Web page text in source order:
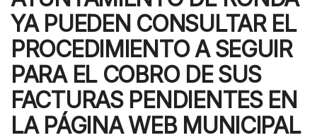
YA PUEDEN CONSULTAR EL
PROCEDIMIENTO A SEGUIR
PARA EL COBRO DE SUS
FACTURAS PENDIENTES EN
LA PÁGINA WEB MUNICIPAL